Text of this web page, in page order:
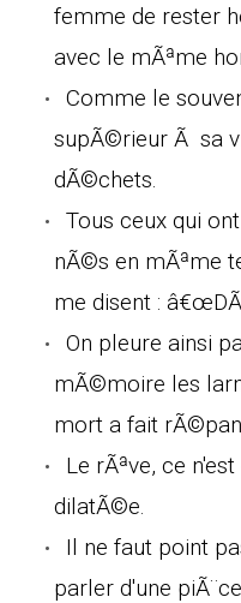
femme de rester
avec le mÃªme
Comme le
supÃ©rieur Ã sa
dÃ©chets.
Tous ceux qui
nÃ©s en mÃªme
me disent :
On pleure ainsi
mÃ©moire les
mort a fait
Le rÃªve, ce
dilatÃ©e.
Il ne faut point
parler d'une